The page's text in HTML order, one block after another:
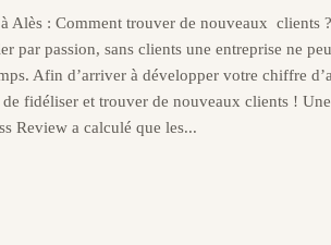
Alès : Comment trouver de nouveaux clients ?
par passion, sans clients une entreprise ne
Afin d’arriver à développer votre chiffre
fidéliser et trouver de nouveaux clients !
Review a calculé que les...